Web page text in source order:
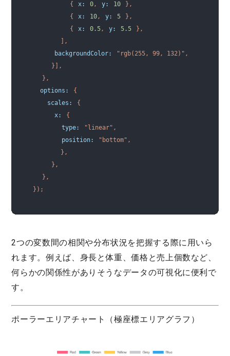
{
x: 0, y: 10
},
{
x: 10, y: 5
},
{
x: 0.5, y: 5.5
},
],
      backgroundColor:
"rgb(255, 99, 132)" ,
}],
},
  options:
{
    scales:
{
      x:
{
type: "linear" ,
        position:
"bottom" ,
},
},
},
});
2つの変数間の相関や分布状況を把握する際に用いら
れます。例えば、身長と体重、価格と売上個数など、
何らかの関係性がありそうなデータの可視化に便利で
す。
ポーラーエリアチャート（極座標エリアグラフ）